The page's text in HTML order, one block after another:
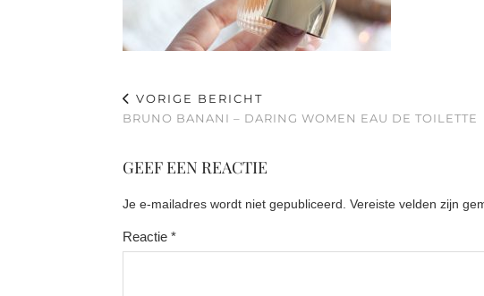
VORIGE BERICHT
BRUNO BANANI – DARING WOMEN EAU DE TOILETTE
GEEF EEN REACTIE
Je e-mailadres wordt niet gepubliceerd. Vereiste velden zijn
Reactie *